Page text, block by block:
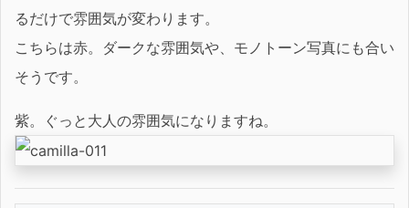
るだけで雰囲気が変わります。
こちらは赤。ダークな雰囲気や、モノトーン写真にも合い
そうです。
紫。ぐっと大人の雰囲気になりますね。